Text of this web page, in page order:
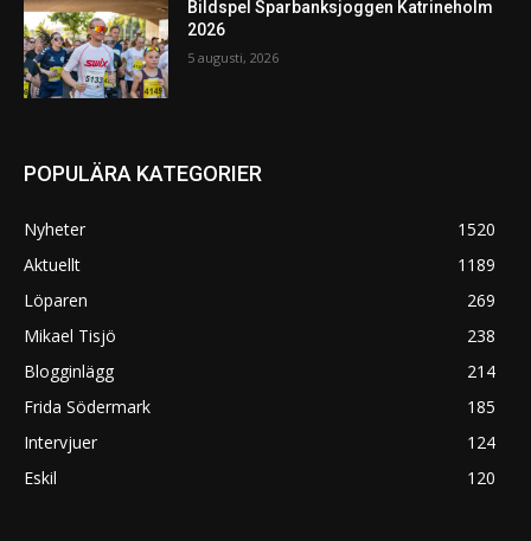
Bildspel Sparbanksjoggen Katrineholm
2026
5 augusti, 2026
POPULÄRA KATEGORIER
Nyheter
1520
Aktuellt
1189
Löparen
269
Mikael Tisjö
238
Blogginlägg
214
Frida Södermark
185
Intervjuer
124
Eskil
120